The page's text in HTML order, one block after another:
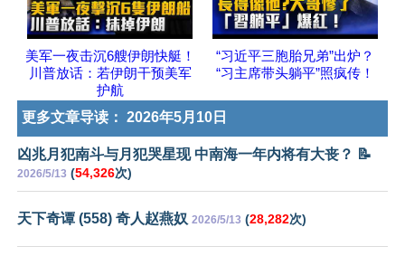
美军一夜击沉6艘伊朗快艇！
川普放话：若伊朗干预美军
护航
“习近平三胞胎兄弟”出炉？
“习主席带头躺平”照疯传！
更多文章导读： 2026年5月10日
凶兆月犯南斗与月犯哭星现 中南海一年内将有大丧？ 📝
2026/5/13 (54,326次)
天下奇谭 (558) 奇人赵燕奴 2026/5/13 (28,282次)